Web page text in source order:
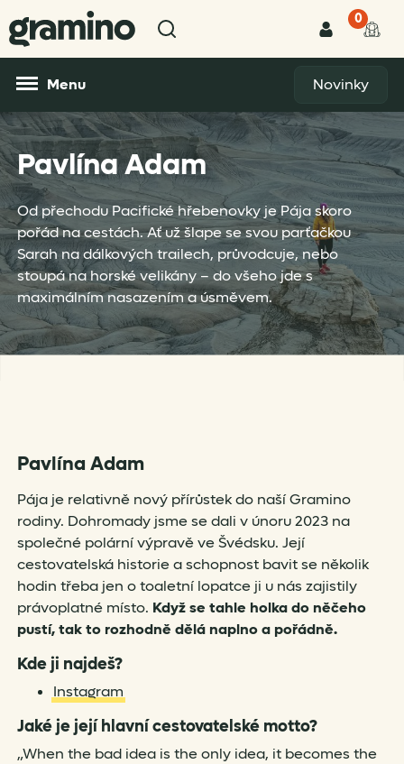
0
Menu Novinky
Pavlína Adam
Od přechodu Pacifické hřebenovky je Pája skoro
pořád na cestách. Ať už šlape se svou parťačkou
Sarah na dálkových trailech, průvodcuje, nebo
stoupá na horské velikány – do všeho jde s
maximálním nasazením a úsměvem.
Pavlína Adam
Pája je relativně nový přírůstek do naší Gramino
rodiny. Dohromady jsme se dali v únoru 2023 na
společné polární výpravě ve Švédsku. Její
cestovatelská historie a schopnost bavit se několik
hodin třeba jen o toaletní lopatce ji u nás zajistily
právoplatné místo. Když se tahle holka do něčeho
pustí, tak to rozhodně dělá naplno a pořádně.
Kde ji najdeš?
Instagram
Jaké je její hlavní cestovatelské motto?
„When the bad idea is the only idea, it becomes the